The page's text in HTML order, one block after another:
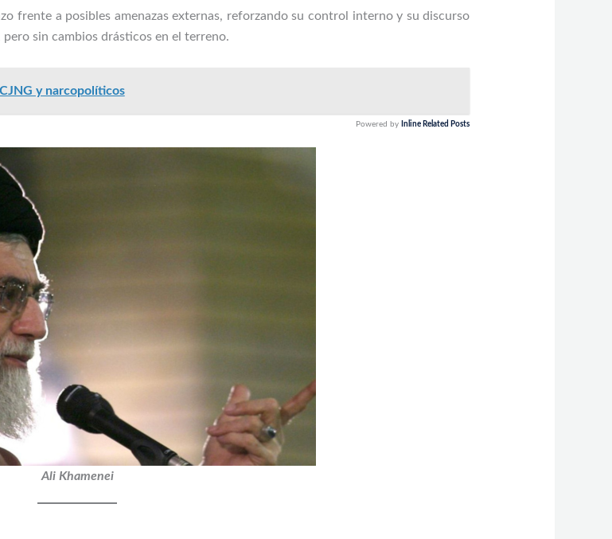
frente a posibles amenazas externas, reforzando su control interno y su discurso
sin cambios drásticos en el terreno.
y narcopolíticos
Powered by Inline Related Posts
Ali Khamenei